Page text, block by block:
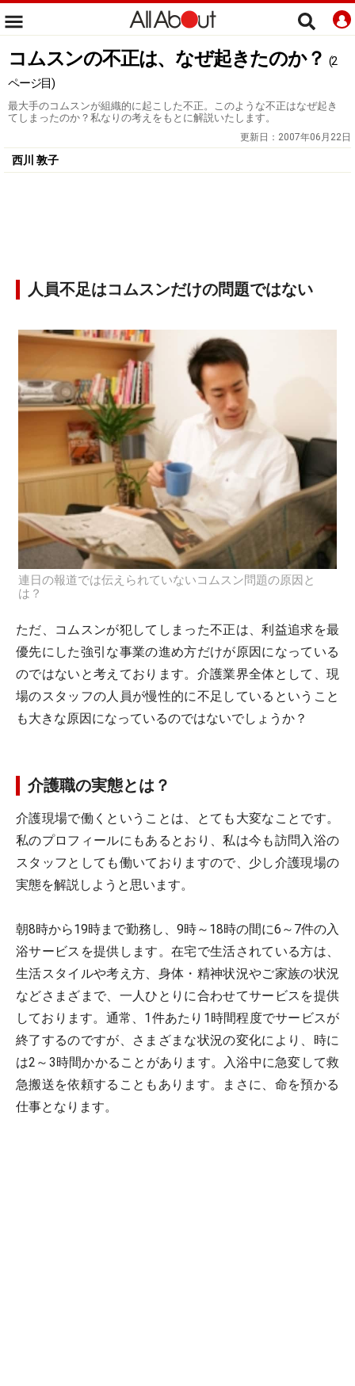
コムスンの不正は、なぜ起きたのか？ (2
ページ目)
最大手のコムスンが組織的に起こした不正。このような不正はなぜ起き
てしまったのか？私なりの考えをもとに解説いたします。
更新日： 2007年06月22日
西川 敦子
人員不足はコムスンだけの問題ではない
連日の報道では伝えられていないコムスン問題の原因と
は？
ただ、コムスンが犯してしまった不正は、利益追求を最
優先にした強引な事業の進め方だけが原因になっている
のではないと考えております。介護業界全体として、現
場のスタッフの人員が慢性的に不足しているということ
も大きな原因になっているのではないでしょうか？
介護職の実態とは？
介護現場で働くということは、とても大変なことです。
私のプロフィールにもあるとおり、私は今も訪問入浴の
スタッフとしても働いておりますので、少し介護現場の
実態を解説しようと思います。
朝8時から19時まで勤務し、9時～18時の間に6～7件の入
浴サービスを提供します。在宅で生活されている方は、
生活スタイルや考え方、身体・精神状況やご家族の状況
などさまざまで、一人ひとりに合わせてサービスを提供
しております。通常、1件あたり1時間程度でサービスが
終了するのですが、さまざまな状況の変化により、時に
は2～3時間かかることがあります。入浴中に急変して救
急搬送を依頼することもあります。まさに、命を預かる
仕事となります。